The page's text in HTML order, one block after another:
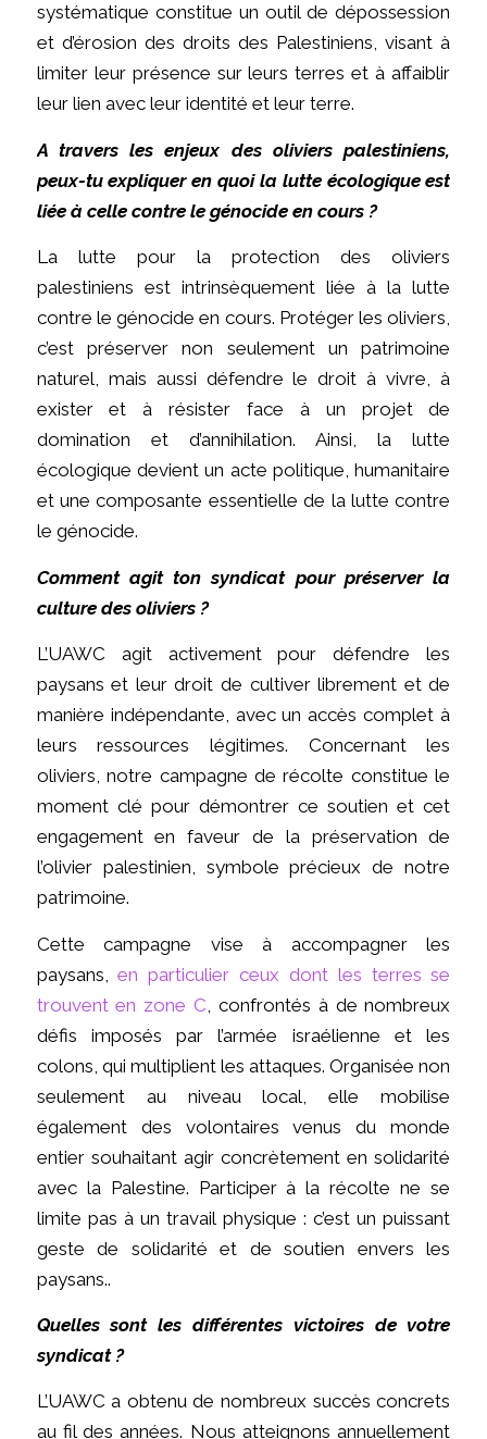
systématique constitue un outil de dépossession
et d’érosion des droits des Palestiniens, visant à
limiter leur présence sur leurs terres et à affaiblir
leur lien avec leur identité et leur terre.
A travers les enjeux des oliviers palestiniens,
peux-tu expliquer en quoi la lutte écologique est
liée à celle contre le génocide en cours ?
La lutte pour la protection des oliviers
palestiniens est intrinsèquement liée à la lutte
contre le génocide en cours. Protéger les oliviers,
c’est préserver non seulement un patrimoine
naturel, mais aussi défendre le droit à vivre, à
exister et à résister face à un projet de
domination et d’annihilation. Ainsi, la lutte
écologique devient un acte politique, humanitaire
et une composante essentielle de la lutte contre
le génocide.
Comment agit ton syndicat pour préserver la
culture des oliviers ?
L’UAWC agit activement pour défendre les
paysans et leur droit de cultiver librement et de
manière indépendante, avec un accès complet à
leurs ressources légitimes. Concernant les
oliviers, notre campagne de récolte constitue le
moment clé pour démontrer ce soutien et cet
engagement en faveur de la préservation de
l’olivier palestinien, symbole précieux de notre
patrimoine.
Cette campagne vise à accompagner les
paysans,en particulier ceux dont les terres se
trouvent en zone C , confrontés à de nombreux
défis imposés par l’armée israélienne et les
colons, qui multiplient les attaques. Organisée non
seulement au niveau local, elle mobilise
également des volontaires venus du monde
entier souhaitant agir concrètement en solidarité
avec la Palestine. Participer à la récolte ne se
limite pas à un travail physique : c’est un puissant
geste de solidarité et de soutien envers les
paysans..
Quelles sont les différentes victoires de votre
syndicat ?
L’UAWC a obtenu de nombreux succès concrets
au fil des années. Nous atteignons annuellement